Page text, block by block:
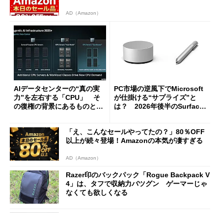
AD（Amazon）
AIデータセンターの“真の実
力”を左右する「CPU」 そ
の復権の背景にあるものと
PC市場の逆風下でMicrosoft
が仕掛ける“サプライズ”と
は？ 2026年後半のSurface
「え、こんなセールやってたの？」80％OFF
以上が続々登場！Amazonの本気が凄すぎる
AD（Amazon）
Razer印のバックパック「Rogue Backpack V
4」は、タフで収納力バツグン ゲーマーじゃ
なくても欲しくなる